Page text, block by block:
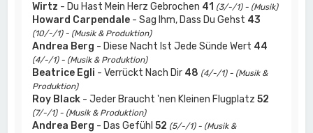
Wirtz - Du Hast Mein Herz Gebrochen 41 (3/-/1) - (Musik)
Howard Carpendale - Sag Ihm, Dass Du Gehst 43
(10/-/1) - (Musik & Produktion)
Andrea Berg - Diese Nacht Ist Jede Sünde Wert 44
(4/-/1) - (Musik & Produktion)
Beatrice Egli - Verrückt Nach Dir 48 (4/-/1) - (Musik &
Produktion)
Roy Black - Jeder Braucht 'nen Kleinen Flugplatz52
(7/-/1) - (Musik & Produktion)
Andrea Berg - Das Gefühl52 (5/-/1) - (Musik &